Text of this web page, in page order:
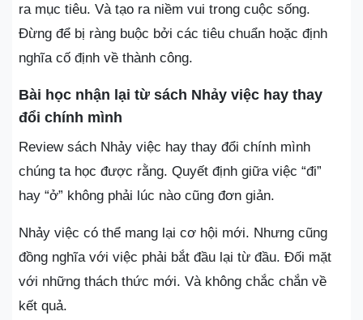
ra mục tiêu. Và tạo ra niềm vui trong cuộc sống.
Đừng để bị ràng buộc bởi các tiêu chuẩn hoặc định
nghĩa cố định về thành công.
Bài học nhận lại từ sách Nhảy việc hay thay
đổi chính mình
Review sách Nhảy việc hay thay đổi chính mình
chúng ta học được rằng. Quyết định giữa việc “đi”
hay “ở” không phải lúc nào cũng đơn giản.
Nhảy việc có thể mang lại cơ hội mới. Nhưng cũng
đồng nghĩa với việc phải bắt đầu lại từ đầu. Đối mặt
với những thách thức mới. Và không chắc chắn về
kết quả.